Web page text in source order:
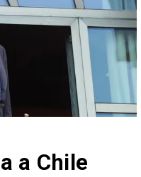
a Chile